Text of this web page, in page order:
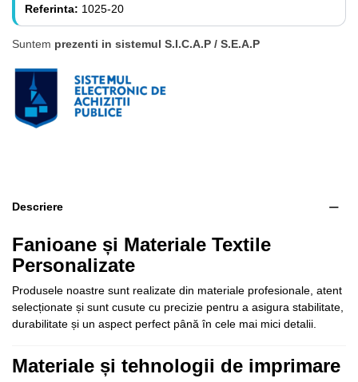
Referinta: 1025-20
Suntem prezenti in sistemul S.I.C.A.P / S.E.A.P
Descriere
Fanioane și Materiale Textile
Personalizate
Produsele noastre sunt realizate din materiale profesionale, atent
selecționate și sunt cusute cu precizie pentru a asigura stabilitate,
durabilitate și un aspect perfect până în cele mai mici detalii.
Materiale și tehnologii de imprimare